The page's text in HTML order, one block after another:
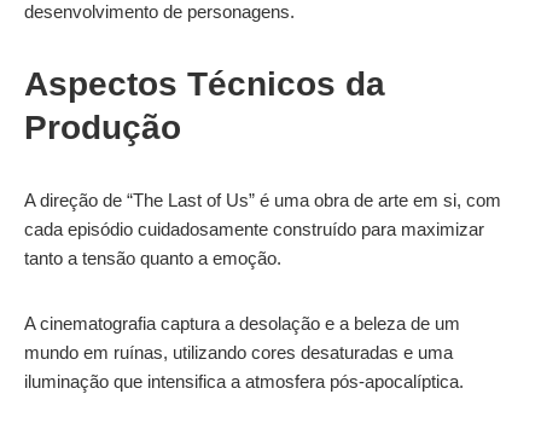
desenvolvimento de personagens.
Aspectos Técnicos da
Produção
A direção de “The Last of Us” é uma obra de arte em si, com
cada episódio cuidadosamente construído para maximizar
tanto a tensão quanto a emoção.
A cinematografia captura a desolação e a beleza de um
mundo em ruínas, utilizando cores desaturadas e uma
iluminação que intensifica a atmosfera pós-apocalíptica.